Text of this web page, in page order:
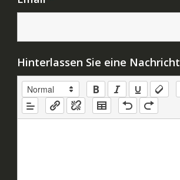
Hinterlassen Sie eine Nachricht